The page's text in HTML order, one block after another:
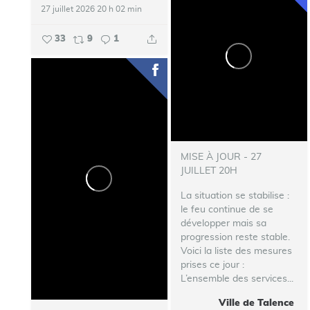
27 juillet 2026 20 h 02 min
33 9 1
MISE À JOUR - 27
JUILLET 20H
La situation se stabilise :
le feu continue de se
développer mais sa
progression reste stable.
Voici la liste des mesures
prises ce jour :
L’ensemble des services...
Ville de Talence